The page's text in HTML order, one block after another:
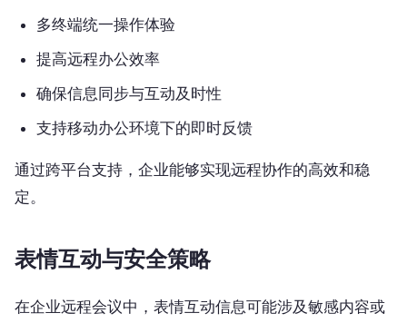
多终端统一操作体验
提高远程办公效率
确保信息同步与互动及时性
支持移动办公环境下的即时反馈
通过跨平台支持，企业能够实现远程协作的高效和稳
定。
表情互动与安全策略
在企业远程会议中，表情互动信息可能涉及敏感内容或